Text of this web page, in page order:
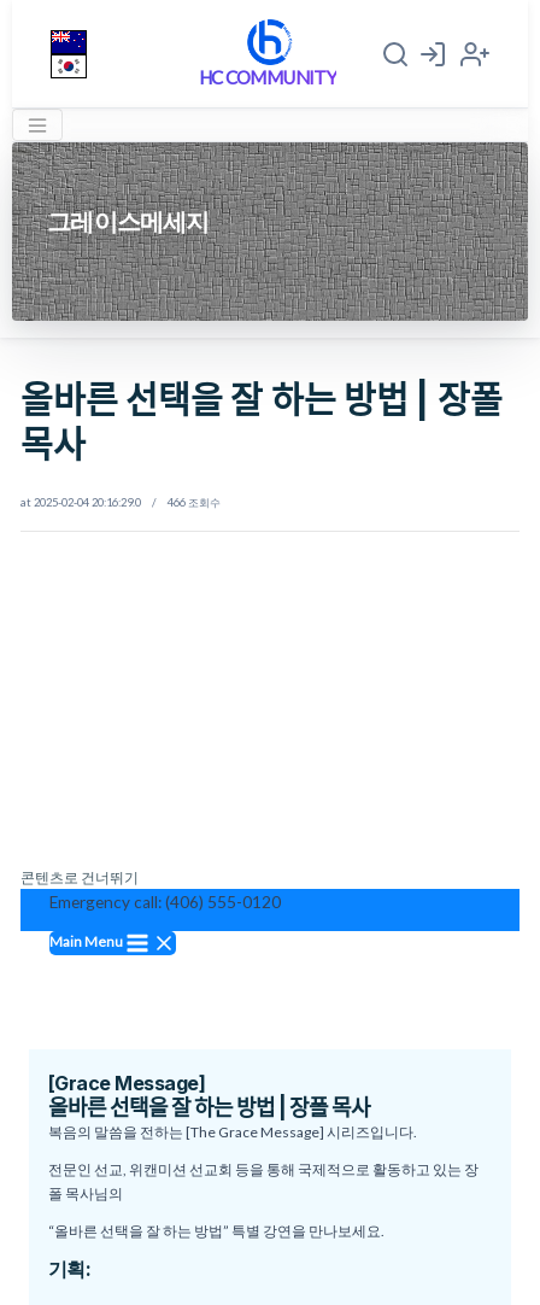
HC COMMUNITY
그레이스메세지
올바른 선택을 잘 하는 방법 | 장폴
목사
at 2025-02-04 20:16:29.0 / 466 조회수
콘텐츠로 건너뛰기
Emergency call: (406) 555-0120
Main Menu
[Grace Message]
올바른 선택을 잘 하는 방법 | 장폴 목사
복음의 말씀을 전하는 [The Grace Message] 시리즈입니다.
전문인 선교, 위캔미션 선교회 등을 통해 국제적으로 활동하고 있는 장
폴 목사님의
“올바른 선택을 잘 하는 방법” 특별 강연을 만나보세요.
기획: